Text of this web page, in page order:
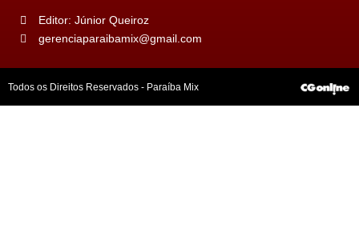
Editor: Júnior Queiroz
gerenciaparaibamix@gmail.com
Todos os Direitos Reservados - Paraíba Mix